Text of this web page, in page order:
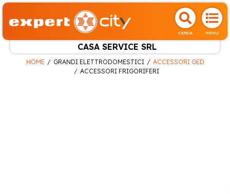
CERCA MENU
CASA SERVICE SRL
HOME GRANDI ELETTRODOMESTICI
ACCESSORI GED
ACCESSORI FRIGORIFERI